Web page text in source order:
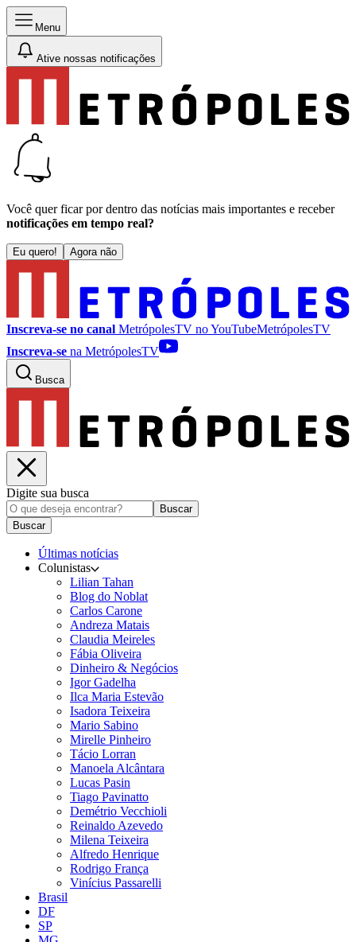
Menu
Ative nossas notificações
Você quer ficar por dentro das notícias mais importantes e receber
notificações em tempo real?
Eu quero! Agora não
Inscreva-se no canal MetrópolesTV noYouTubeMetrópolesTV
Inscreva-se na MetrópolesTV
Busca
Digite sua busca
Buscar
Buscar
Últimas notícias
Colunistas
Lilian Tahan
Blog do Noblat
Carlos Carone
Andreza Matais
Claudia Meireles
Fábia Oliveira
Dinheiro & Negócios
Igor Gadelha
Ilca Maria Estevão
Isadora Teixeira
Mario Sabino
Mirelle Pinheiro
Tácio Lorran
Manoela Alcântara
Lucas Pasin
Tiago Pavinatto
Demétrio Vecchioli
Reinaldo Azevedo
Milena Teixeira
Alfredo Henrique
Rodrigo França
Vinícius Passarelli
Brasil
DF
SP